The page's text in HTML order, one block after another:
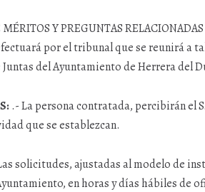
Y PREGUNTAS
por el tribunal que se reunirá a
Juntas del Ayuntamiento de Herrera del
.- La persona contratada, percibirán el
que se establezcan.
solicitudes, ajustadas al modelo de
en horas y días hábiles de